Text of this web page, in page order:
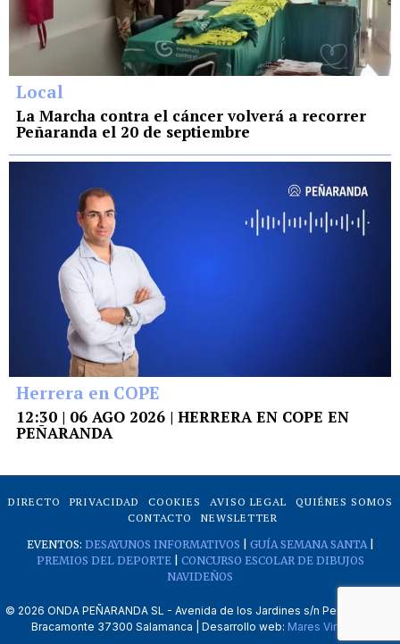
Local
La Marcha contra el cáncer volverá a recorrer
Peñaranda el 20 de septiembre
Herrera en COPE
12:30 | 06 AGO 2026 | HERRERA EN COPE EN
PEÑARANDA
DIRECTO PRIVACIDAD COOKIES AVISO LEGAL
QUIÉNES SOMOS
CONTACTO
NEWSLETTER
EVENTOS: DESAYUNOS INFORMATIVOS GUÍA SEMANA SANTA|
PREMIOS DEL DEPORTE| CONCURSO ESCOLAR DE DIBUJOS
NAVIDEÑOS
© 2026 ONDA PEÑARANDA SL - Avenida de los Jardines s/n Peñaranda de
Bracamonte 37300 Salamanca | Desarrollo web: Mares Virtuales